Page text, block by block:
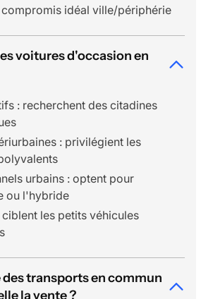
idéal ville/périphérie
voitures d'occasion en
: recherchent des citadines
: privilégient les
urbains : optent pour
ou l'hybride
ciblent les petits véhicules
transports en commun
la vente ?